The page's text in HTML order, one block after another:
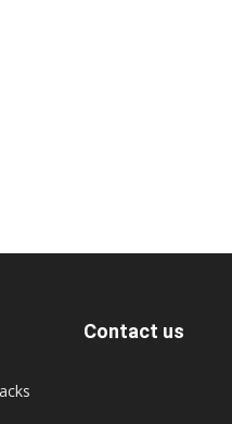
Contact us